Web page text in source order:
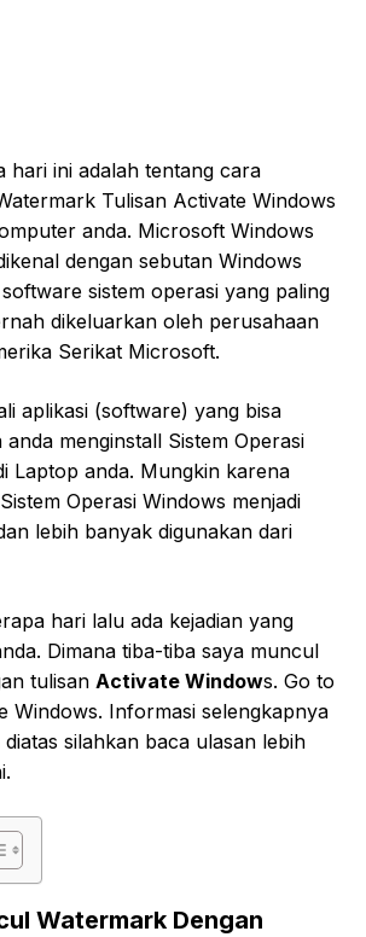
hari ini adalah tentang cara
Tulisan Activate Windows
anda. Microsoft Windows
dengan sebutan Windows
sistem operasi yang paling
dikeluarkan oleh perusahaan
Serikat Microsoft.
aplikasi (software) yang bisa
menginstall Sistem Operasi
Laptop anda. Mungkin karena
Operasi Windows menjadi
lebih banyak digunakan dari
hari lalu ada kejadian yang
Dimana tiba-tiba saya muncul
tulisan Activate Windows. Go to
Windows. Informasi selengkapnya
silahkan baca ulasan lebih
Watermark Dengan